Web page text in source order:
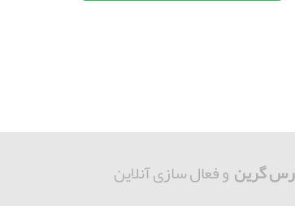
گرین و فعال سازی آنلاین